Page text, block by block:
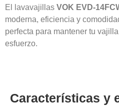
El lavavajillas VOK EVD-
moderna, eficiencia y
perfecta para mantener tu
esfuerzo.
Características y